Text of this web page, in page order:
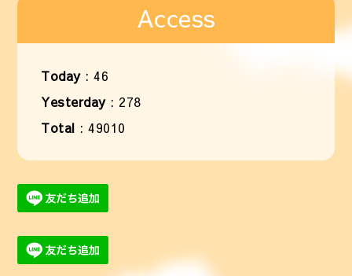
Access
Today:46
Yesterday: 278
Total :49010